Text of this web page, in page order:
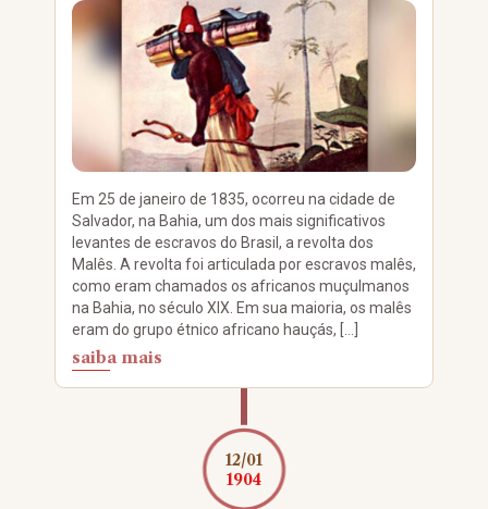
Em 25 de janeiro de 1835, ocorreu na cidade de
Salvador, na Bahia, um dos mais significativos
levantes de escravos do Brasil, a revolta dos
Malês. A revolta foi articulada por escravos malês,
como eram chamados os africanos muçulmanos
na Bahia, no século XIX. Em sua maioria, os malês
eram do grupo étnico africano hauçás, […]
saiba mais
12/01
1904